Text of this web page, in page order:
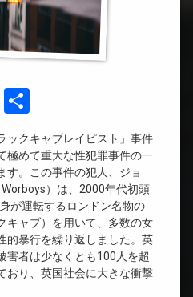
Line
有
ックキャブレイピスト」事件
極めて重大な性犯罪事件の一
す。この事件の犯人、ジョ
）は、2000年代初頭
が運転するロンドン名物の
キャブ）を用いて、多数の女
的暴行を繰り返しました。英
害者は少なくとも100人を超
おり、英国社会に大きな衝撃